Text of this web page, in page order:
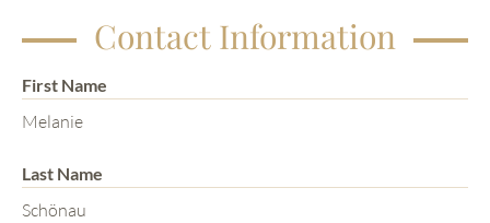
Contact Information
First Name
Melanie
Last Name
Schönau